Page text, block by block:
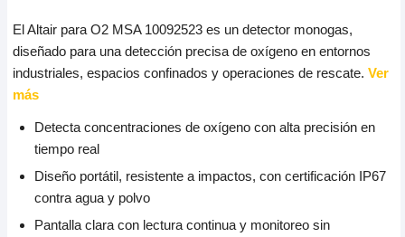
El Altair para O2 MSA 10092523 es un detector monogas,
diseñado para una detección precisa de oxígeno en entornos
industriales, espacios confinados y operaciones de rescate. Ver
más
Detecta concentraciones de oxígeno con alta precisión en
tiempo real
Diseño portátil, resistente a impactos, con certificación IP67
contra agua y polvo
Pantalla clara con lectura continua y monitoreo sin